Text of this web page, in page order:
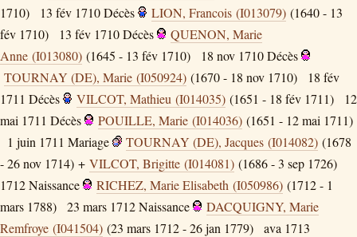
1710)
13 fév 1710Décès LION, Francois (I013079) (1640 - 13
fév 1710)
13 fév 1710Décès
QUENON, Marie
Anne (I013080) (1645 - 13 fév 1710) 18 nov 1710Décès
TOURNAY (DE), Marie (I050924) (1670 - 18 nov 1710)
18 fév
1711 Décès VILCOT, Mathieu (I014035) (1651 - 18 fév 1711)
12
mai 1711 Décès POUILLE, Marie (I014036) (1651 - 12 mai 1711)
1 juin 1711 Mariage TOURNAY (DE), Jacques (I014082) (1678
- 26 nov 1714) + VILCOT, Brigitte (I014081) (1686 - 3 sep 1726)
1712Naissance RICHEZ, Marie Elisabeth (I050986) (1712 - 1
mars 1788)
23 mars 1712Naissance
DACQUIGNY, Marie
Remfroye (I041504) (23 mars 1712 - 26 jan 1779)
ava 1713